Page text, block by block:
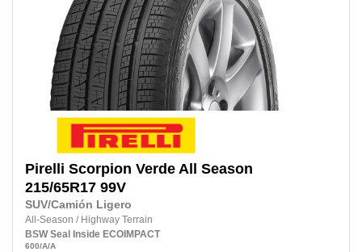
Pirelli Scorpion Verde All Season
215/65R17 99V
SUV/Camión Ligero
All-Season / Highway Terrain
BSW Seal Inside ECOIMPACT
600/A/A